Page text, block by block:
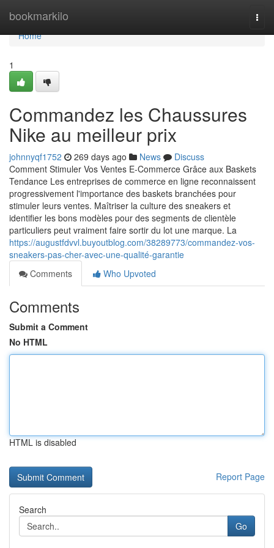
bookmarkilo
Home
Home
1
Commandez les Chaussures
Nike au meilleur prix
johnnyqf1752 269 days ago News
Discuss
Comment Stimuler Vos Ventes E-Commerce Grâce aux Baskets
Tendance Les entreprises de commerce en ligne reconnaissent
progressivement l'importance des baskets branchées pour
stimuler leurs ventes. Maîtriser la culture des sneakers et
identifier les bons modèles pour des segments de clientèle
particuliers peut vraiment faire sortir du lot une marque. La
https://augustfdvvl.buyoutblog.com/38289773/commandez-vos-
sneakers-pas-cher-avec-une-qualité-garantie
Comments
Who Upvoted
Comments
Submit a Comment
No HTML
HTML is disabled
Report Page
Search
Go